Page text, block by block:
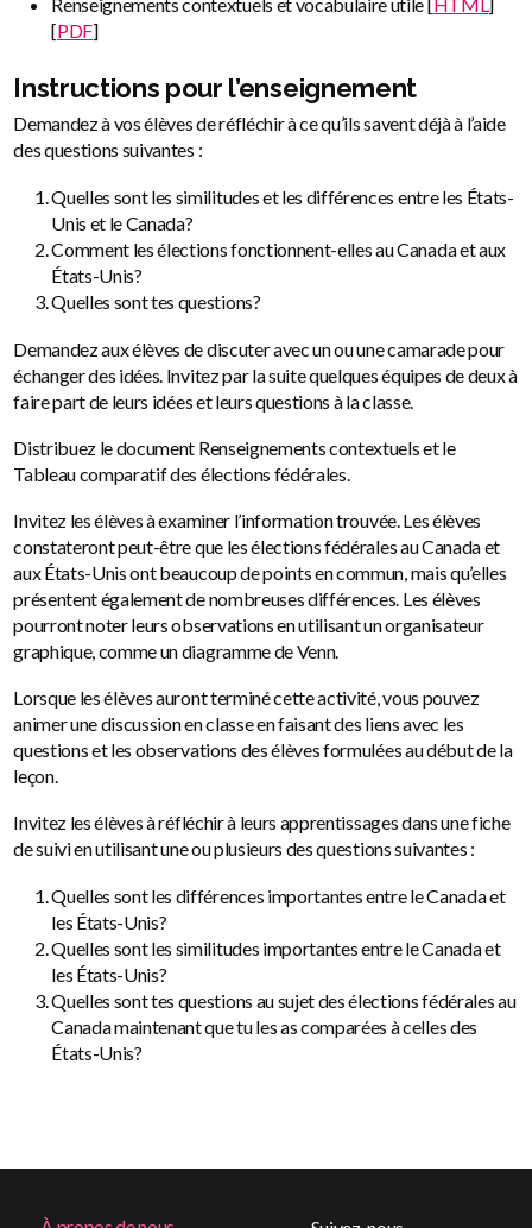
Renseignements contextuels et vocabulaire utile [HTML]
[PDF]
Instructions pour l’enseignement
Demandez à vos élèves de réfléchir à ce qu’ils savent déjà à l’aide
des questions suivantes :
Quelles sont les similitudes et les différences entre les États-
Unis et le Canada?
Comment les élections fonctionnent-elles au Canada et aux
États-Unis?
Quelles sont tes questions?
Demandez aux élèves de discuter avec un ou une camarade pour
échanger des idées. Invitez par la suite quelques équipes de deux à
faire part de leurs idées et leurs questions à la classe.
Distribuez le document Renseignements contextuels et le
Tableau comparatif des élections fédérales.
Invitez les élèves à examiner l’information trouvée. Les élèves
constateront peut-être que les élections fédérales au Canada et
aux États-Unis ont beaucoup de points en commun, mais qu’elles
présentent également de nombreuses différences. Les élèves
pourront noter leurs observations en utilisant un organisateur
graphique, comme un diagramme de Venn.
Lorsque les élèves auront terminé cette activité, vous pouvez
animer une discussion en classe en faisant des liens avec les
questions et les observations des élèves formulées au début de la
leçon.
Invitez les élèves à réfléchir à leurs apprentissages dans une fiche
de suivi en utilisant une ou plusieurs des questions suivantes :
Quelles sont les différences importantes entre le Canada et
les États-Unis?
Quelles sont les similitudes importantes entre le Canada et
les États-Unis?
Quelles sont tes questions au sujet des élections fédérales au
Canada maintenant que tu les as comparées à celles des
États-Unis?
Footer